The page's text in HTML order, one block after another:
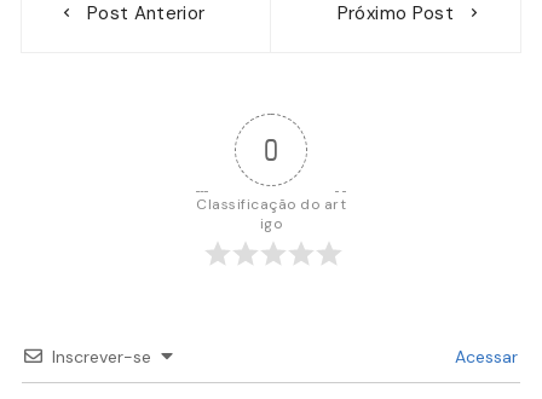
Post Anterior Próximo Post
0
Classificação do art
igo
Inscrever-se Acessar